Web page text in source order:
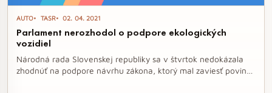
AUTO TASR 02. 04. 2021
Parlament nerozhodol o podpore ekologických
vozidiel
Národná rada Slovenskej republiky sa v štvrtok nedokázala
zhodnúť na podpore návrhu zákona, ktorý mal zaviesť povinný